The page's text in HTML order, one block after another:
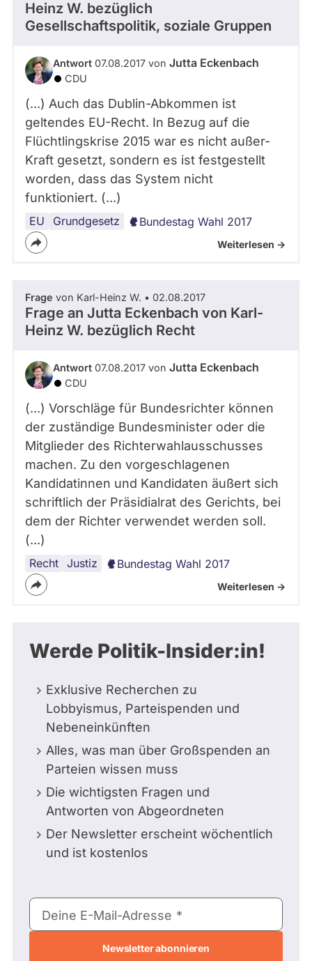
Heinz W. bezüglich
Gesellschaftspolitik, soziale Gruppen
Antwort 07.08.2017 von Jutta Eckenbach
CDU
(...) Auch das Dublin-Abkommen ist
geltendes EU-Recht. In Bezug auf die
Flüchtlingskrise 2015 war es nicht außer-
Kraft gesetzt, sondern es ist festgestellt
worden, dass das System nicht
funktioniert. (...)
EU Grundgesetz
Flüchtlingspolitik
Europäische
Flüchtlingspolitik
Bundestag Wahl 2017
Weiterlesen ->
Frage von Karl-Heinz W. • 02.08.2017
Frage an Jutta Eckenbach von Karl-
Heinz W. bezüglich Recht
Antwort 07.08.2017 von Jutta Eckenbach
CDU
(...) Vorschläge für Bundesrichter können
der zuständige Bundesminister oder die
Mitglieder des Richterwahlausschusses
machen. Zu den vorgeschlagenen
Kandidatinnen und Kandidaten äußert sich
schriftlich der Präsidialrat des Gerichts, bei
dem der Richter verwendet werden soll.
(...)
Recht Justiz Bundestag Wahl 2017
Weiterlesen ->
Werde Politik-Insider:in!
Exklusive Recherchen zu
Lobbyismus, Parteispenden und
Nebeneinkünften
Alles, was man über Großspenden an
Parteien wissen muss
Die wichtigsten Fragen und
Antworten von Abgeordneten
Der Newsletter erscheint wöchentlich
und ist kostenlos
E-
Mail-
Deine E-Mail-Adresse